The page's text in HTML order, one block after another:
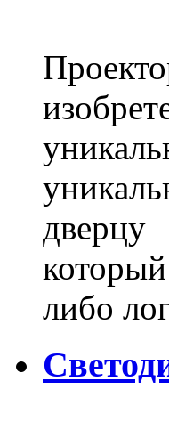
дверцу
либо